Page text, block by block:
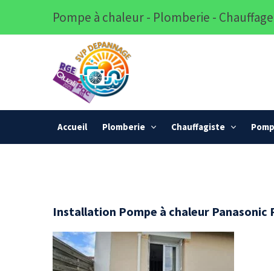
Pompe à chaleur - Plomberie -
Accueil Plomberie Chauffagiste
Installation Pompe à chaleur Panasonic